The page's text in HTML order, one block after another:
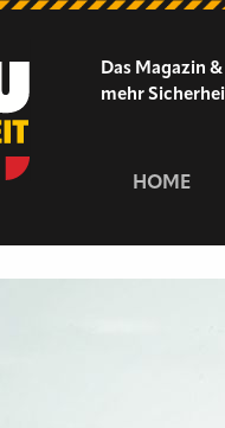
Das Magazin
mehr
HOME